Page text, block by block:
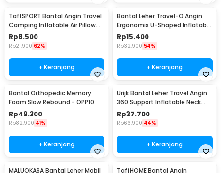
TaffSPORT Bantal Angin Travel
Camping Inflatable Air Pillow
380x240mm - BAT23
Rp8.500
Rp21.900 62%
+ Keranjang
Bantal Leher Travel-O Angin
Ergonomis U-Shaped Inflatable
Neck Pillow - RH40
Rp15.400
Rp32.900 54%
+ Keranjang
Bantal Orthopedic Memory
Foam Slow Rebound - OPP10
Rp49.300
Rp82.900 41%
+ Keranjang
Urijk Bantal Leher Travel Angin
360 Support Inflatable Neck
Pillow - M1345
Rp37.700
Rp66.900 44%
+ Keranjang
MALUOKASA Bantal Leher Mobil TaffHOME Bantal Angin